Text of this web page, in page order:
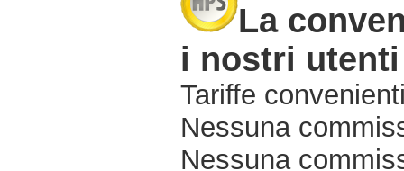
La
i nostri utenti
Tariffe
Nessuna
Nessuna